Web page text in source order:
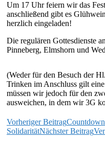
Um 17 Uhr feiern wir das
anschließend gibt es
herzlich eingeladen!
Die regulären Gottesdienste
Pinneberg, Elmshorn und
(Weder für den Besuch der
Trinken im Anschluss gilt
müssen wir jedoch für den
ausweichen, in dem wir 3G
Beitragsnavigation
Vorheriger Beitrag
SolidaritätNächster Beitrag